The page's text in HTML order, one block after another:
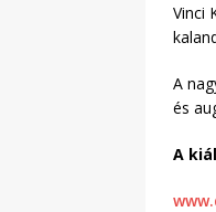
Vinci
A
és
A